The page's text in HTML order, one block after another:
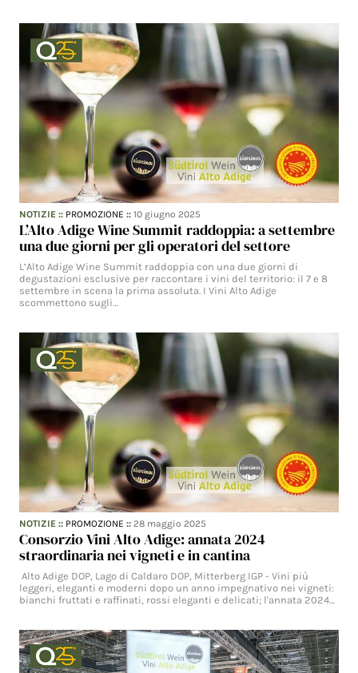
NOTIZIE :: PROMOZIONE ::10 giugno 2025
L’Alto Adige Wine Summit raddoppia: a settembre
una due giorni per gli operatori del settore
L’Alto Adige Wine Summit raddoppia con una due giorni di
degustazioni esclusive per raccontare i vini del territorio: il 7 e 8
settembre in scena la prima assoluta. I Vini Alto Adige
scommettono sugli…
NOTIZIE :: PROMOZIONE ::28 maggio 2025
Consorzio Vini Alto Adige: annata 2024
straordinaria nei vigneti e in cantina
Alto Adige DOP, Lago di Caldaro DOP, Mitterberg IGP - Vini più
leggeri, eleganti e moderni dopo un anno impegnativo nei vigneti:
bianchi fruttati e raffinati, rossi eleganti e delicati; l'annata 2024…